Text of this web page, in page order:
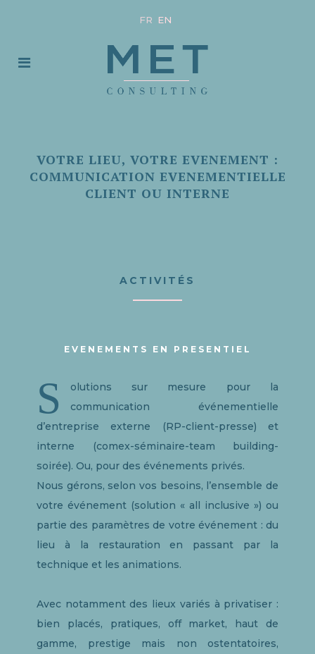
FR EN
VOTRE LIEU, VOTRE EVENEMENT :
COMMUNICATION EVENEMENTIELLE
CLIENT OU INTERNE
ACTIVITÉS
EVENEMENTS EN PRESENTIEL
S
olutions sur mesure pour la
communication événementielle
d’entreprise externe (RP-client-presse) et
interne (comex-séminaire-team building-
soirée). Ou, pour des événements privés.
Nous gérons, selon vos besoins, l’ensemble de
votre événement (solution « all inclusive ») ou
partie des paramètres de votre événement : du
lieu à la restauration en passant par la
technique et les animations.
Avec notamment des lieux variés à privatiser :
bien placés, pratiques, off market, haut de
gamme, prestige mais non ostentatoires,